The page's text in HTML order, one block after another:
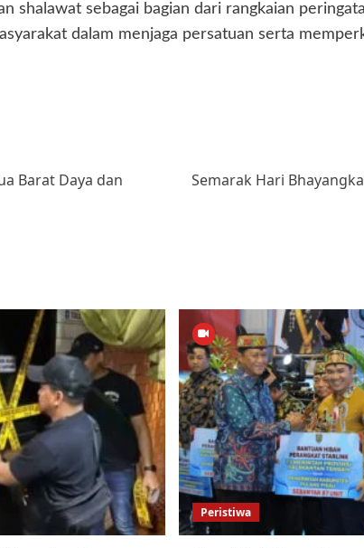
shalawat sebagai bagian dari rangkaian
dalam menjaga persatuan serta
Barat Daya dan
Semarak Hari
Peristiwa